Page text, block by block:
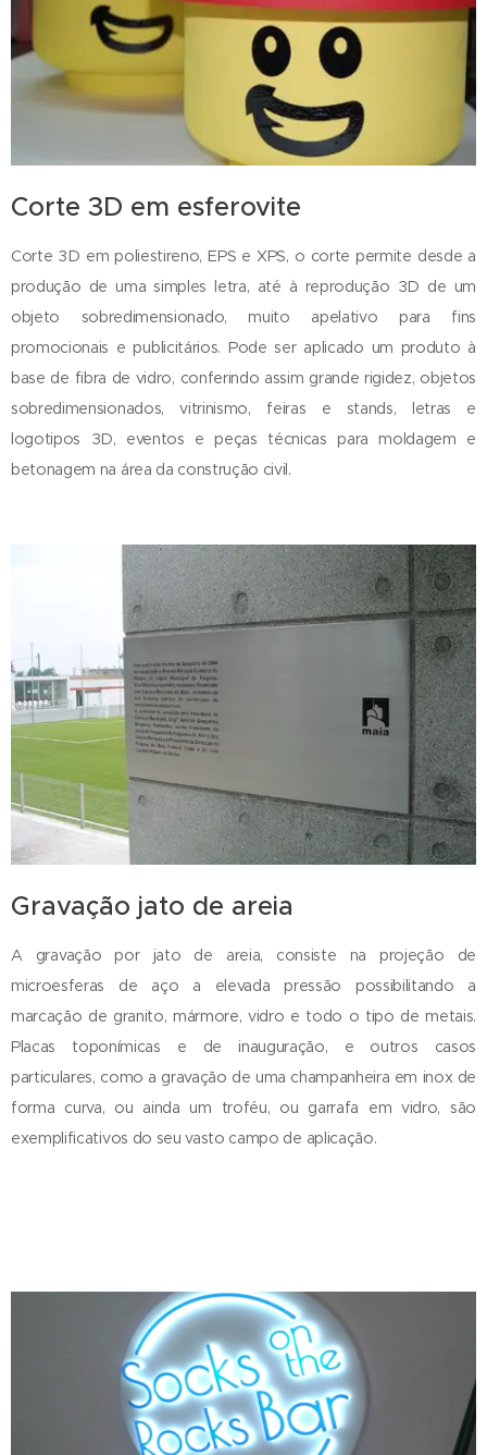
Corte 3D em esferovite
Corte 3D em poliestireno, EPS e XPS, o corte permite desde a
produção de uma simples letra, até à reprodução 3D de um
objeto sobredimensionado, muito apelativo para fins
promocionais e publicitários. Pode ser aplicado um produto à
base de fibra de vidro, conferindo assim grande rigidez, objetos
sobredimensionados, vitrinismo, feiras e stands, letras e
logotipos 3D, eventos e peças técnicas para moldagem e
betonagem na área da construção civil.
Gravação jato de areia
A gravação por jato de areia, consiste na projeção de
microesferas de aço a elevada pressão possibilitando a
marcação de granito, mármore, vidro e todo o tipo de metais.
Placas toponímicas e de inauguração, e outros casos
particulares, como a gravação de uma champanheira em inox de
forma curva, ou ainda um troféu, ou garrafa em vidro, são
exemplificativos do seu vasto campo de aplicação.